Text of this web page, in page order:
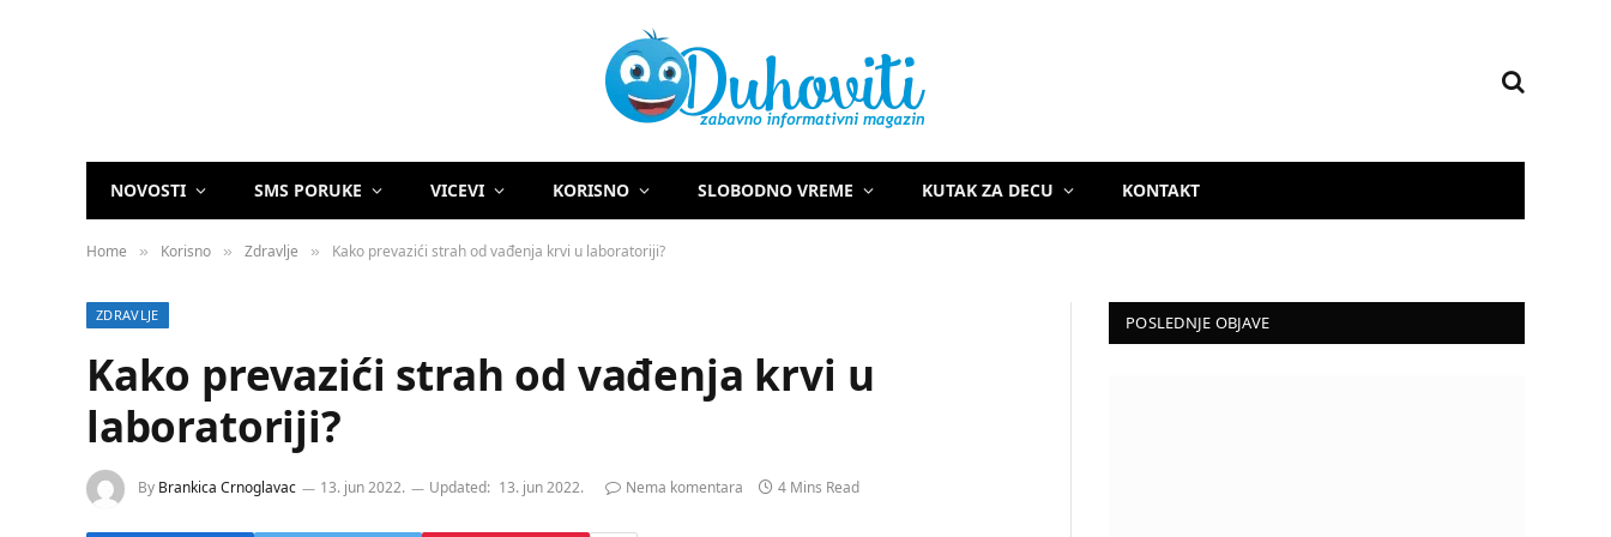
NOVOSTI SMS PORUKE VICEVI KORISNO SLOBODNO VREME KUTAK ZA DECU KONTAKT
Home » Korisno » Zdravlje » Kako prevazići strah od vađenja krvi u laboratoriji?
ZDRAVLJE
Kako prevazići strah od vađenja krvi u
laboratoriji?
By Brankica Crnoglavac 13. jun 2022. Updated: 13. jun 2022. Nema komentara 4 Mins Read
POSLEDNJE OBJAVE